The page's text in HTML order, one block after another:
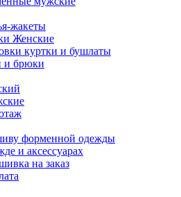
жакеты
Женские
куртки и бушлаты
и брюки
форменной одежды
и аксессуарах
на заказ